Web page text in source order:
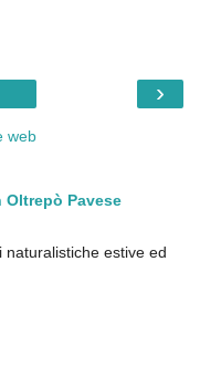
›
web
Pavese
estive ed